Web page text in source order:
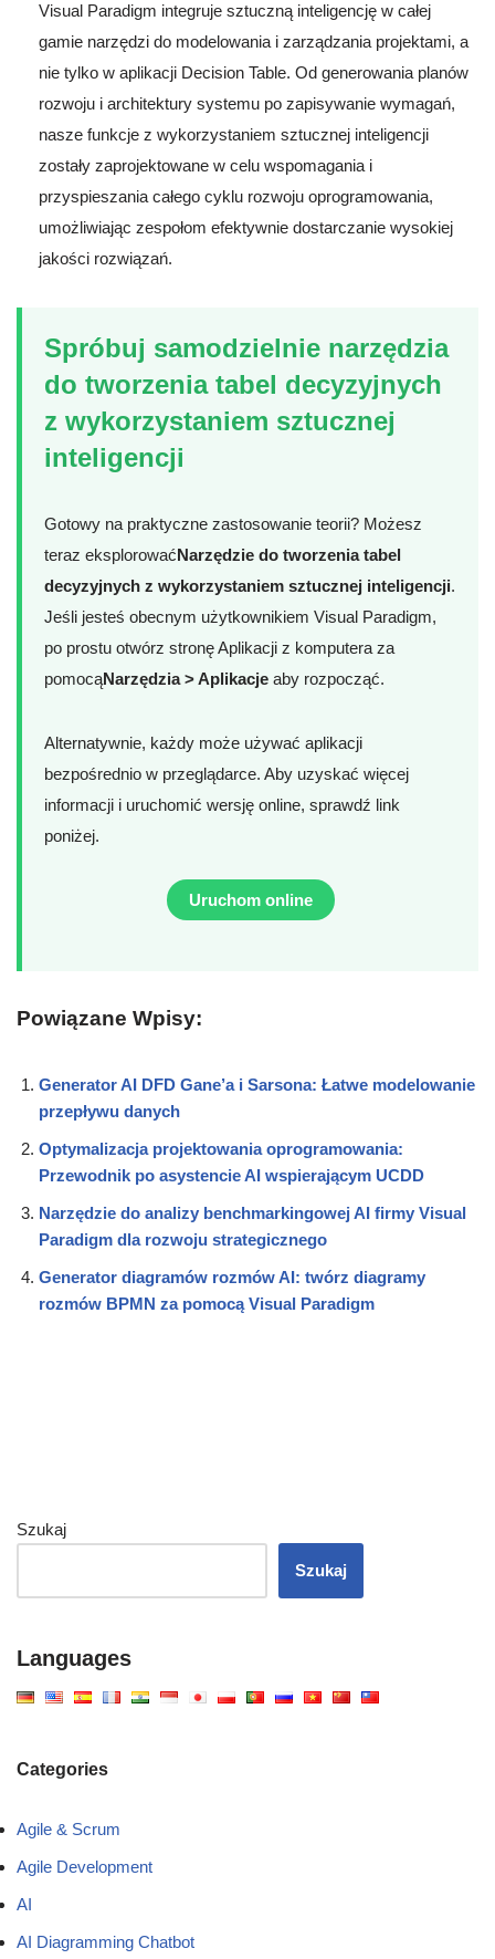
Visual Paradigm integruje sztuczną inteligencję w całej
gamie narzędzi do modelowania i zarządzania projektami, a
nie tylko w aplikacji Decision Table. Od generowania planów
rozwoju i architektury systemu po zapisywanie wymagań,
nasze funkcje z wykorzystaniem sztucznej inteligencji
zostały zaprojektowane w celu wspomagania i
przyspieszania całego cyklu rozwoju oprogramowania,
umożliwiając zespołom efektywnie dostarczanie wysokiej
jakości rozwiązań.
Spróbuj samodzielnie narzędzia
do tworzenia tabel decyzyjnych
z wykorzystaniem sztucznej
inteligencji
Gotowy na praktyczne zastosowanie teorii? Możesz
teraz eksplorowaćNarzędzie do tworzenia tabel
decyzyjnych z wykorzystaniem sztucznej inteligencji.
Jeśli jesteś obecnym użytkownikiem Visual Paradigm,
po prostu otwórz stronę Aplikacji z komputera za
pomocąNarzędzia > Aplikacje aby rozpocząć.
Alternatywnie, każdy może używać aplikacji
bezpośrednio w przeglądarce. Aby uzyskać więcej
informacji i uruchomić wersję online, sprawdź link
poniżej.
Uruchom online
Powiązane Wpisy:
Generator AI DFD Gane’a i Sarsona: Łatwe modelowanie
przepływu danych
Optymalizacja projektowania oprogramowania:
Przewodnik po asystencie AI wspierającym UCDD
Narzędzie do analizy benchmarkingowej AI firmy Visual
Paradigm dla rozwoju strategicznego
Generator diagramów rozmów AI: twórz diagramy
rozmów BPMN za pomocą Visual Paradigm
Szukaj
Szukaj
Languages
Categories
Agile & Scrum
Agile Development
AI
AI Diagramming Chatbot